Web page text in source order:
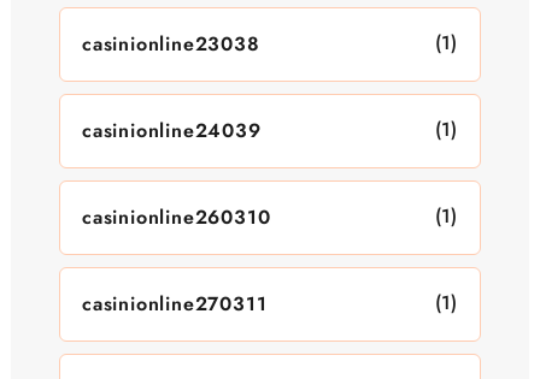
casinionline23038 (1)
casinionline24039 (1)
casinionline260310 (1)
casinionline270311 (1)